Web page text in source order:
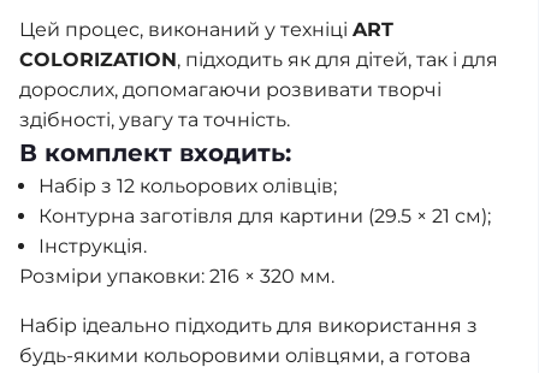
Цей процес, виконаний у техніці ART
COLORIZATION, підходить як для дітей, так і для
дорослих, допомагаючи розвивати творчі
здібності, увагу та точність.
В комплект входить:
Набір з 12 кольорових олівців;
Контурна заготівля для картини (29.5 × 21 см);
Інструкція.
Розміри упаковки: 216 × 320 мм.
Набір ідеально підходить для використання з
будь-якими кольоровими олівцями, а готова